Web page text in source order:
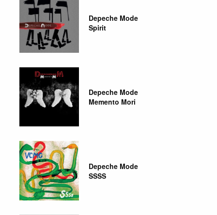
Depeche Mode
Spirit
Depeche Mode
Memento Mori
Depeche Mode
SSSS